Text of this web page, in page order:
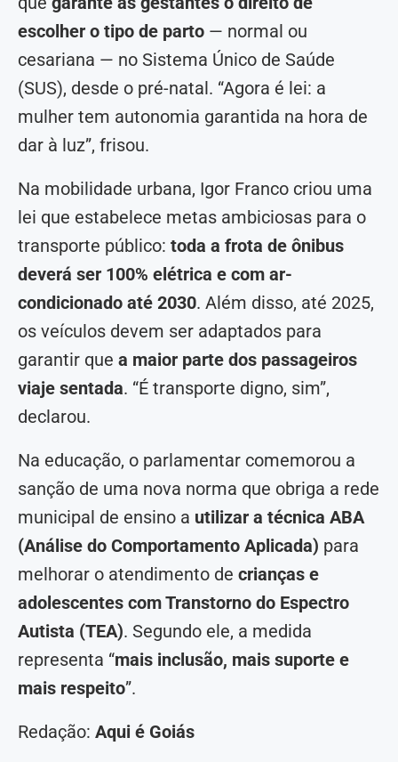
escolher o tipo de parto — normal ou
cesariana — no Sistema Único de Saúde
(SUS), desde o pré-natal. “Agora é lei: a
mulher tem autonomia garantida na hora de
dar à luz”, frisou.
Na mobilidade urbana, Igor Franco criou uma
lei que estabelece metas ambiciosas para o
transporte público: toda a frota de ônibus
deverá ser 100% elétrica e com ar-
condicionado até 2030. Além disso, até 2025,
os veículos devem ser adaptados para
garantir que a maior parte dos passageiros
viaje sentada. “É transporte digno, sim”,
declarou.
Na educação, o parlamentar comemorou a
sanção de uma nova norma que obriga a rede
municipal de ensino a utilizar a técnica ABA
(Análise do Comportamento Aplicada) para
melhorar o atendimento de crianças e
adolescentes com Transtorno do Espectro
Autista (TEA). Segundo ele, a medida
representa “mais inclusão, mais suporte e
mais respeito”.
Redação: Aqui é Goiás